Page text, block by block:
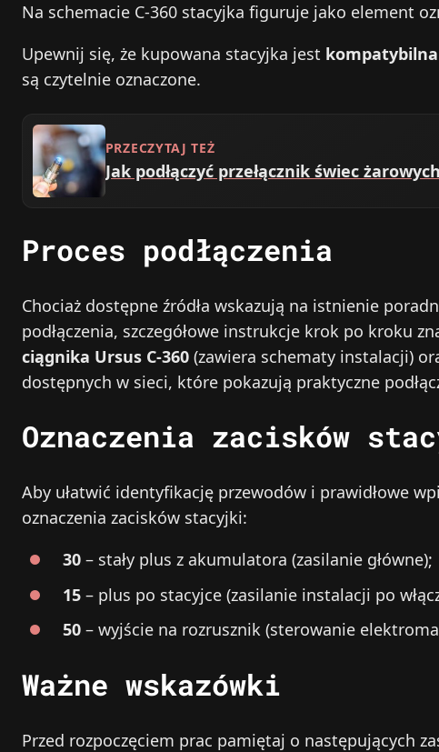
Na schemacie C-360 stacyjka figuruje jako element
Upewnij się, że kupowana stacyjka jest kompatybilna
są czytelnie oznaczone.
PRZECZYTAJ TEŻ
Jak podłączyć przełącznik świec
Proces podłączenia
Chociaż dostępne źródła wskazują na istnienie
podłączenia, szczegółowe instrukcje krok po kroku
ciągnika Ursus C-360 (zawiera schematy instalacji)
dostępnych w sieci, które pokazują praktyczne
Oznaczenia zacisków
Aby ułatwić identyfikację przewodów i prawidłowe
oznaczenia zacisków stacyjki:
30 – stały plus z akumulatora (zasilanie główne);
15 – plus po stacyjce (zasilanie instalacji po
50 – wyjście na rozrusznik (sterowanie
Ważne wskazówki
Przed rozpoczęciem prac pamiętaj o następujących